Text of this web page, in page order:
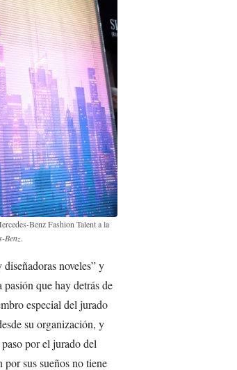
Benz Fashion Talent a la
Benz.
noveles” y
que hay detrás de
especial del jurado
su organización, y
por el jurado del
sus sueños no tiene